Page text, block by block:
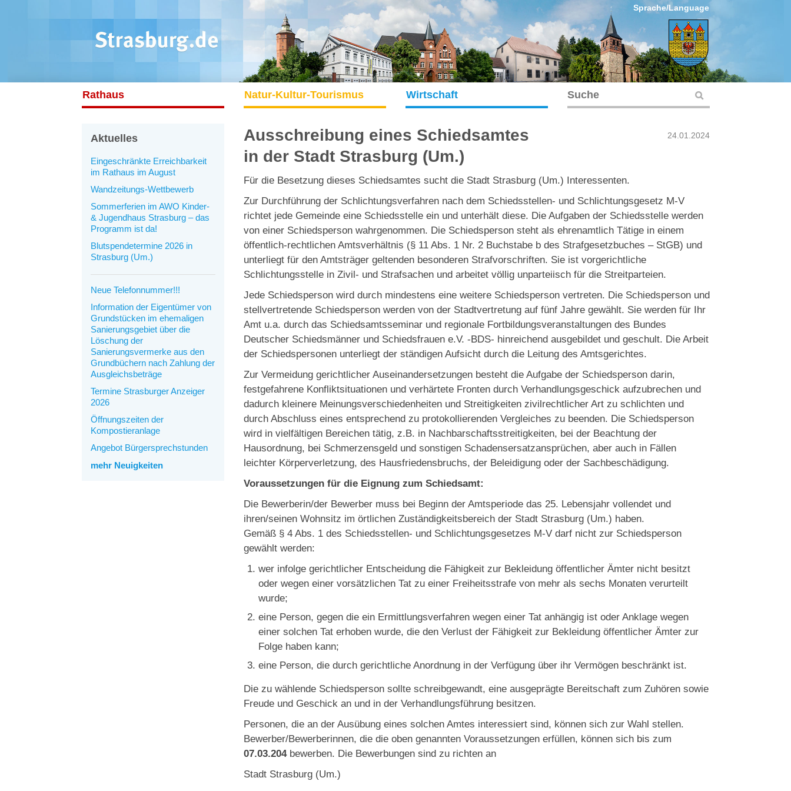
Sprache/Language
Rathaus Natur-Kultur-Tourismus Wirtschaft
Aktuelles
Eingeschränkte Erreichbarkeit
im Rathaus im August
Wandzeitungs-Wettbewerb
Sommerferien im AWO Kinder-
& Jugendhaus Strasburg – das
Programm ist da!
Blutspendetermine 2026 in
Strasburg (Um.)
Neue Telefonnummer!!!
Information der Eigentümer von
Grundstücken im ehemaligen
Sanierungsgebiet über die
Löschung der
Sanierungsvermerke aus den
Grundbüchern nach Zahlung der
Ausgleichsbeträge
Termine Strasburger Anzeiger
2026
Öffnungszeiten der
Kompostieranlage
Angebot Bürgersprechstunden
mehr Neuigkeiten
24.01.2024
Ausschreibung eines Schiedsamtes
in der Stadt Strasburg (Um.)
Für die Besetzung dieses Schiedsamtes sucht die Stadt Strasburg (Um.) Interessenten.
Zur Durchführung der Schlichtungsverfahren nach dem Schiedsstellen- und Schlichtungsgesetz M-V
richtet jede Gemeinde eine Schiedsstelle ein und unterhält diese. Die Aufgaben der Schiedsstelle werden
von einer Schiedsperson wahrgenommen. Die Schiedsperson steht als ehrenamtlich Tätige in einem
öffentlich-rechtlichen Amtsverhältnis (§ 11 Abs. 1 Nr. 2 Buchstabe b des Strafgesetzbuches – StGB) und
unterliegt für den Amtsträger geltenden besonderen Strafvorschriften. Sie ist vorgerichtliche
Schlichtungsstelle in Zivil- und Strafsachen und arbeitet völlig unparteiisch für die Streitparteien.
Jede Schiedsperson wird durch mindestens eine weitere Schiedsperson vertreten. Die Schiedsperson und
stellvertretende Schiedsperson werden von der Stadtvertretung auf fünf Jahre gewählt. Sie werden für Ihr
Amt u.a. durch das Schiedsamtsseminar und regionale Fortbildungsveranstaltungen des Bundes
Deutscher Schiedsmänner und Schiedsfrauen e.V. -BDS- hinreichend ausgebildet und geschult. Die Arbeit
der Schiedspersonen unterliegt der ständigen Aufsicht durch die Leitung des Amtsgerichtes.
Zur Vermeidung gerichtlicher Auseinandersetzungen besteht die Aufgabe der Schiedsperson darin,
festgefahrene Konfliktsituationen und verhärtete Fronten durch Verhandlungsgeschick aufzubrechen und
dadurch kleinere Meinungsverschiedenheiten und Streitigkeiten zivilrechtlicher Art zu schlichten und
durch Abschluss eines entsprechend zu protokollierenden Vergleiches zu beenden. Die Schiedsperson
wird in vielfältigen Bereichen tätig, z.B. in Nachbarschaftsstreitigkeiten, bei der Beachtung der
Hausordnung, bei Schmerzensgeld und sonstigen Schadensersatzansprüchen, aber auch in Fällen
leichter Körperverletzung, des Hausfriedensbruchs, der Beleidigung oder der Sachbeschädigung.
Voraussetzungen für die Eignung zum Schiedsamt:
Die Bewerberin/der Bewerber muss bei Beginn der Amtsperiode das 25. Lebensjahr vollendet und
ihren/seinen Wohnsitz im örtlichen Zuständigkeitsbereich der Stadt Strasburg (Um.) haben.
Gemäß § 4 Abs. 1 des Schiedsstellen- und Schlichtungsgesetzes M-V darf nicht zur Schiedsperson
gewählt werden:
wer infolge gerichtlicher Entscheidung die Fähigkeit zur Bekleidung öffentlicher Ämter nicht besitzt
oder wegen einer vorsätzlichen Tat zu einer Freiheitsstrafe von mehr als sechs Monaten verurteilt
wurde;
eine Person, gegen die ein Ermittlungsverfahren wegen einer Tat anhängig ist oder Anklage wegen
einer solchen Tat erhoben wurde, die den Verlust der Fähigkeit zur Bekleidung öffentlicher Ämter zur
Folge haben kann;
eine Person, die durch gerichtliche Anordnung in der Verfügung über ihr Vermögen beschränkt ist.
Die zu wählende Schiedsperson sollte schreibgewandt, eine ausgeprägte Bereitschaft zum Zuhören sowie
Freude und Geschick an und in der Verhandlungsführung besitzen.
Personen, die an der Ausübung eines solchen Amtes interessiert sind, können sich zur Wahl stellen.
Bewerber/Bewerberinnen, die die oben genannten Voraussetzungen erfüllen, können sich bis zum
07.03.204bewerben. Die Bewerbungen sind zu richten an
Stadt Strasburg (Um.)